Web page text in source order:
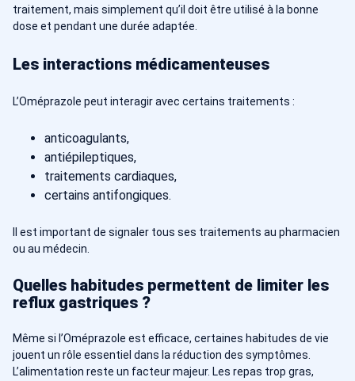
traitement, mais simplement qu’il doit être utilisé à la bonne
dose et pendant une durée adaptée.
Les interactions médicamenteuses
L’Oméprazole peut interagir avec certains traitements :
anticoagulants,
antiépileptiques,
traitements cardiaques,
certains antifongiques.
Il est important de signaler tous ses traitements au pharmacien
ou au médecin.
Quelles habitudes permettent de limiter les
reflux gastriques ?
Même si l’Oméprazole est efficace, certaines habitudes de vie
jouent un rôle essentiel dans la réduction des symptômes.
L’alimentation reste un facteur majeur. Les repas trop gras,